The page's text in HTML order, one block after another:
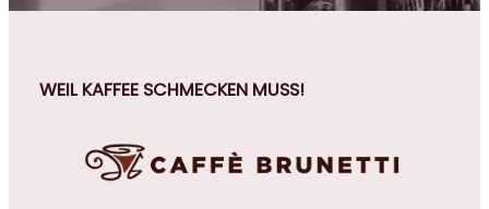
WEIL KAFFEE SCHMECKEN MUSS!